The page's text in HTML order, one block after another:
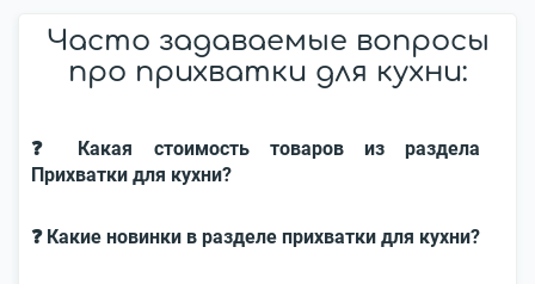
Часто задаваемые вопросы
про прихватки для кухни:
❓ Какая стоимость товаров из раздела
Прихватки для кухни?
❓ Какие новинки в разделе прихватки для кухни?